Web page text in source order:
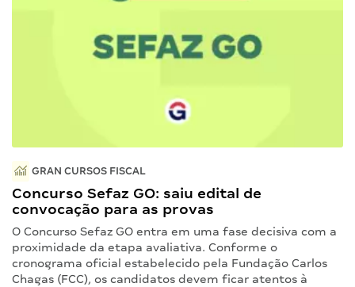
GRAN CURSOS FISCAL
Concurso Sefaz GO: saiu edital de
convocação para as provas
O Concurso Sefaz GO entra em uma fase decisiva com a
proximidade da etapa avaliativa. Conforme o
cronograma oficial estabelecido pela Fundação Carlos
Chagas (FCC), os candidatos devem ficar atentos à